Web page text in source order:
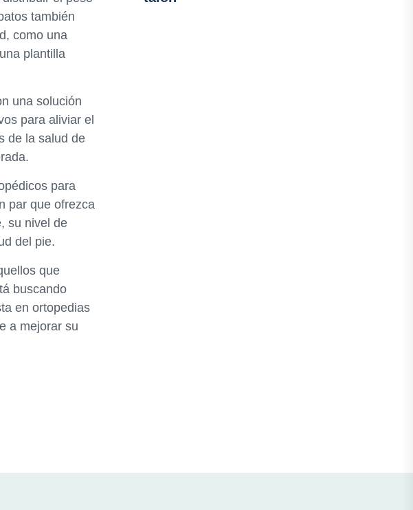
también
como una
plantilla
una solución
para aliviar el
de la salud de
para
par que ofrezca
su nivel de
del pie.
que
buscando
en ortopedias
a mejorar su